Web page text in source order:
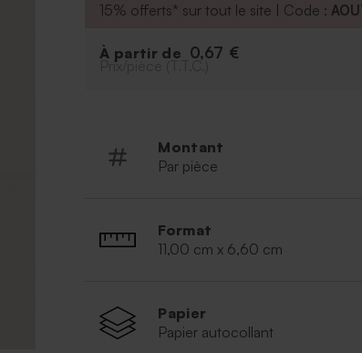
15% offerts* sur tout le site | Code :
À partir de 0,67 €
Prix/pièce (T.T.C.)
Montant
Par pièce
Format
11,00 cm x 6,60 cm
Papier
Papier autocollant